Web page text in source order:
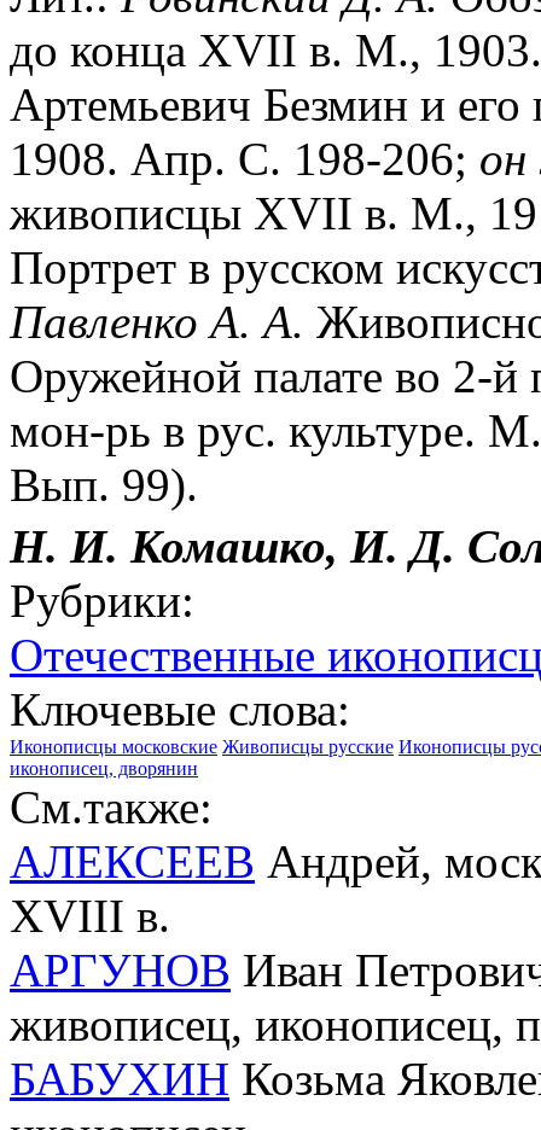
до конца XVII в. М.,
Артемьевич Безмин и
1908. Апр. С. 198-206;
живописцы XVII в. М.,
Портрет в русском
Павленко А. А.
Оружейной палате во 2-
мон-рь в рус. культуре.
Вып. 99).
Н. И. Комашко, И. Д.
Рубрики:
Отечественные
Ключевые слова:
Иконописцы московские Живописцы русские Иконописцы
иконописец, дворянин
См.также:
АЛЕКСЕЕВ Андрей,
XVIII в.
АРГУНОВ Иван
живописец, иконописец,
БАБУХИН Козьма